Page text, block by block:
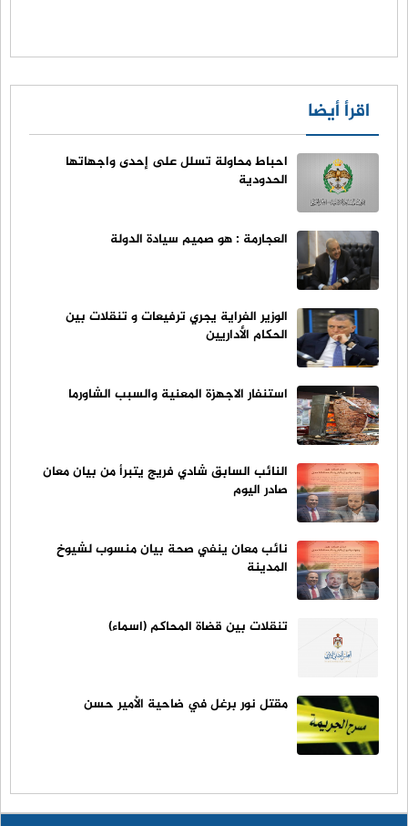
اقرأ أيضا
احباط محاولة تسلل على إحدى واجهاتها
الحدودية
العجارمة : هو صميم سيادة الدولة
الوزير الفراية يجري ترفيعات و تنقلات بين
الحكام الأداريين
استنفار الاجهزة المعنية والسبب الشاورما
النائب السابق شادي فريج يتبرأ من بيان معان
صادر اليوم
نائب معان ينفي صحة بيان منسوب لشيوخ
المدينة
تنقلات بين قضاة المحاكم (اسماء)
مقتل نور برغل في ضاحية الأمير حسن